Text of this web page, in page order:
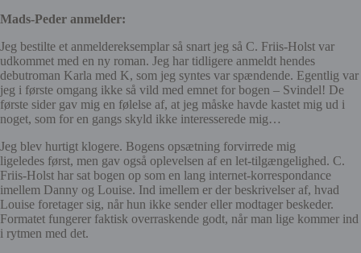
Mads-Peder anmelder:
Jeg bestilte et anmeldereksemplar så snart jeg så C. Friis-Holst var
udkommet med en ny roman. Jeg har tidligere anmeldt hendes
debutroman Karla med K, som jeg syntes var spændende. Egentlig var
jeg i første omgang ikke så vild med emnet for bogen – Svindel! De
første sider gav mig en følelse af, at jeg måske havde kastet mig ud i
noget, som for en gangs skyld ikke interesserede mig…
Jeg blev hurtigt klogere. Bogens opsætning forvirrede mig
ligeledes først, men gav også oplevelsen af en let-tilgængelighed. C.
Friis-Holst har sat bogen op som en lang internet-korrespondance
imellem Danny og Louise. Ind imellem er der beskrivelser af, hvad
Louise foretager sig, når hun ikke sender eller modtager beskeder.
Formatet fungerer faktisk overraskende godt, når man lige kommer ind
i rytmen med det.